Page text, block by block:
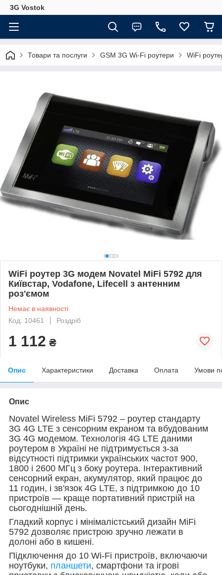
3G Vostok
Товари та послуги GSM 3G Wi-Fi роутери WiFi
WiFi роутер 3G модем Novatel MiFi 5792 для
Київстар, Vodafone, Lifecell з антенним
роз'ємом
Немає в наявності
Код: 10461
Роздріб
1 112 ₴
Опис Характеристики Доставка Оплата Умови
Опис
Novatel Wireless MiFi 5792 – роутер стандарту
3G 4G LTE з сенсорним екраном та вбудованим
3G 4G модемом. Технологія 4G LTE даними
роутером в Україні не підтримується з-за
відсутності підтримки українських частот 900,
1800 і 2600 МГц з боку роутера. Інтерактивний
сенсорний екран, акумулятор, який працює до
11 годин, і зв'язок 4G LTE, з підтримкою до 10
пристроїв ― краще портативний пристрій на
сьогоднішній день.
Гладкий корпус і мінімалістський дизайн MiFi
5792 дозволяє пристрою зручно лежати в
долоні або в кишені.
Підключення до 10 Wi-Fi пристроїв, включаючи
ноутбуки, планшети, смартфони та ігрові